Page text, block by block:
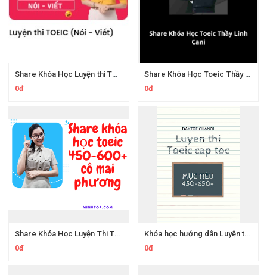
Share Khóa Học Luyện thi TOEIC Nói Viết Cô Mai Phương
0đ
Share Khóa Học Toeic Thầy Linh Cani
0đ
Share Khóa Học Luyện Thi TOEIC - Nghe- Đọc Mục tiêu 450-600+ Của Cô Mai Phương
0đ
Khóa học hướng dân Luyện thi TOEIC mục tiêu 450-650+
0đ